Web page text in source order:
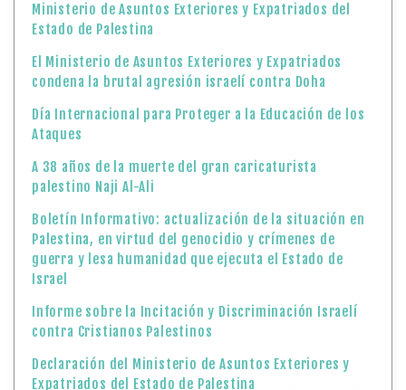
Ministerio de Asuntos Exteriores y Expatriados del
Estado de Palestina
El Ministerio de Asuntos Exteriores y Expatriados
condena la brutal agresión israelí contra Doha
Día Internacional para Proteger a la Educación de los
Ataques
A 38 años de la muerte del gran caricaturista
palestino Naji Al-Ali
Boletín Informativo: actualización de la situación en
Palestina, en virtud del genocidio y crímenes de
guerra y lesa humanidad que ejecuta el Estado de
Israel
Informe sobre la Incitación y Discriminación Israelí
contra Cristianos Palestinos
Declaración del Ministerio de Asuntos Exteriores y
Expatriados del Estado de Palestina